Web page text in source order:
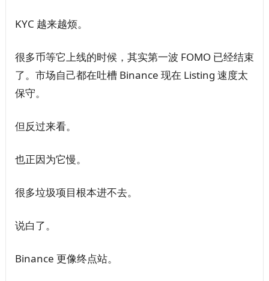
KYC 越来越烦。
很多币等它上线的时候，其实第一波 FOMO 已经结束
了。市场自己都在吐槽 Binance 现在 Listing 速度太
保守。
但反过来看。
也正因为它慢。
很多垃圾项目根本进不去。
说白了。
Binance 更像终点站。